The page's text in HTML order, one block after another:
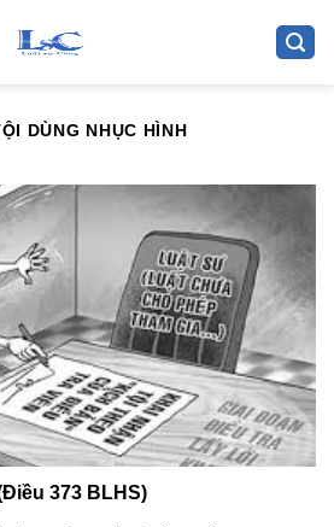
DÙNG NHỤC HÌNH
373 BLHS)